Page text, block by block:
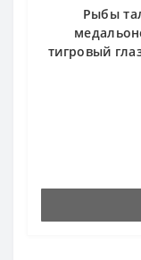
Рыбы
тигровый